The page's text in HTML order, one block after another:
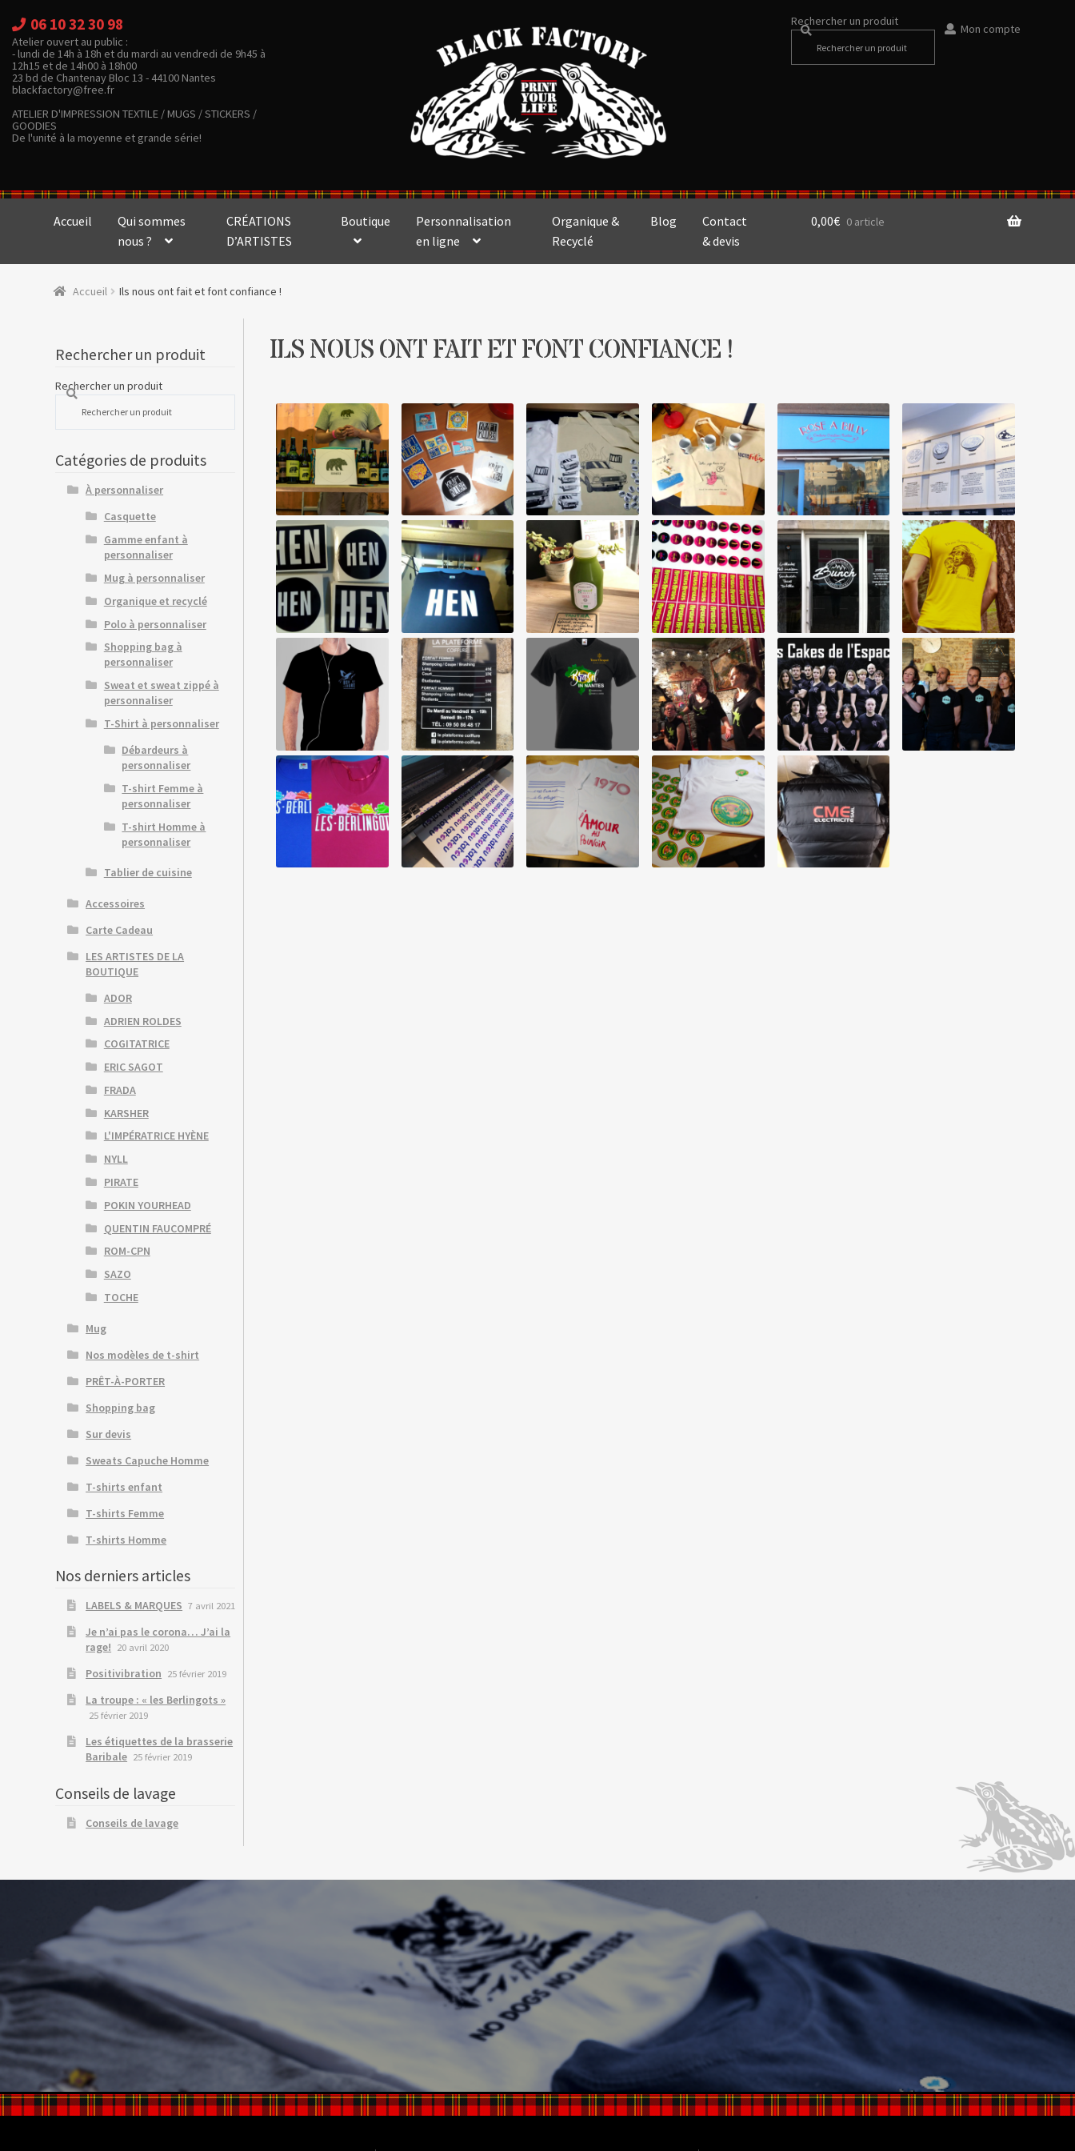
06 10 32 30 98
Atelier ouvert au public :
- lundi de 14h à 18h et du mardi au vendredi de 9h45 à
12h15 et de 14h00 à 18h00
23 bd de Chantenay Bloc 13 - 44100 Nantes
blackfactory@free.fr
ATELIER D'IMPRESSION TEXTILE / MUGS / STICKERS /
GOODIES
De l'unité à la moyenne et grande série!
Mon compte
Rechercher un produit
Accueil
Qui sommes
nous ?
CRÉATIONS
D’ARTISTES
Boutique
Personnalisation
en ligne
Organique &
Recyclé
Blog
Contact
& devis
0,00€ 0 article
Accueil Ils nous ont fait et font confiance !
ILS NOUS ONT FAIT ET FONT CONFIANCE !
Rechercher un produit
Rechercher un produit
Catégories de produits
À personnaliser
Casquette
Gamme enfant à
personnaliser
Mug à personnaliser
Organique et recyclé
Polo à personnaliser
Shopping bag à
personnaliser
Sweat et sweat zippé à
personnaliser
T-Shirt à personnaliser
Débardeurs à
personnaliser
T-shirt Femme à
personnaliser
T-shirt Homme à
personnaliser
Tablier de cuisine
Accessoires
Carte Cadeau
LES ARTISTES DE LA
BOUTIQUE
ADOR
ADRIEN ROLDES
COGITATRICE
ERIC SAGOT
FRADA
KARSHER
L'IMPÉRATRICE HYÈNE
NYLL
PIRATE
POKIN YOURHEAD
QUENTIN FAUCOMPRÉ
ROM-CPN
SAZO
TOCHE
Mug
Nos modèles de t-shirt
PRÊT-À-PORTER
Shopping bag
Sur devis
Sweats Capuche Homme
T-shirts enfant
T-shirts Femme
T-shirts Homme
Nos derniers articles
LABELS & MARQUES 7 avril 2021
Je n’ai pas le corona… J’ai la
rage! 20 avril 2020
Positivibration 25 février 2019
La troupe : « les Berlingots »
25 février 2019
Les étiquettes de la brasserie
Baribale 25 février 2019
Conseils de lavage
Conseils de lavage